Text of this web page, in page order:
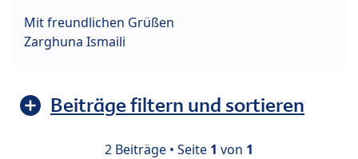
Mit freundlichen Grüßen
Zarghuna Ismaili
Beiträge filtern und sortieren
2 Beiträge • Seite 1 von 1